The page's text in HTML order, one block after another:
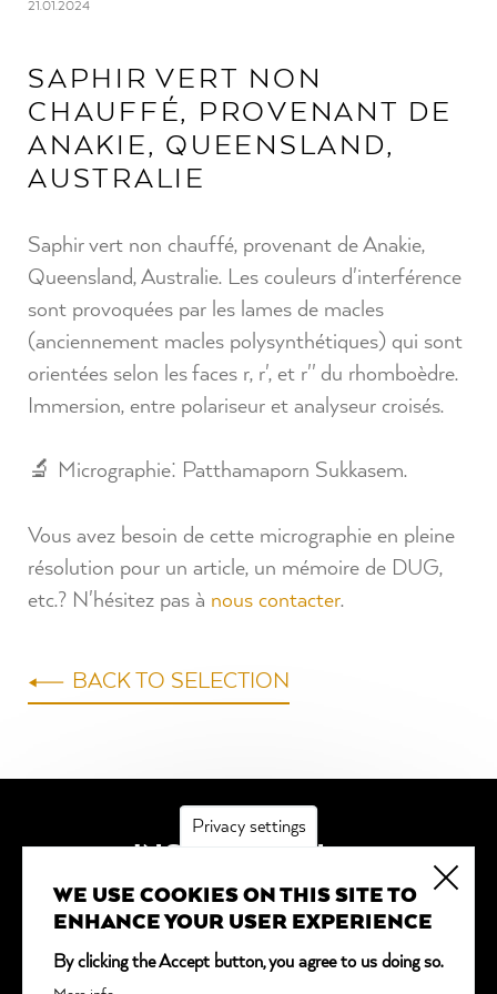
21.01.2024
SAPHIR VERT NON
CHAUFFÉ, PROVENANT DE
ANAKIE, QUEENSLAND,
AUSTRALIE
Saphir vert non chauffé, provenant de Anakie,
Queensland, Australie. Les couleurs d'interférence
sont provoquées par les lames de macles
(anciennement macles polysynthétiques) qui sont
orientées selon les faces r, r', et r'' du rhomboèdre.
Immersion, entre polariseur et analyseur croisés.
🔬 Micrographie: Patthamaporn Sukkasem.
Vous avez besoin de cette micrographie en pleine
résolution pour un article, un mémoire de DUG,
etc.? N'hésitez pas à nous contacter.
BACK TO SELECTION
INSCRIPTION
*obligatoire
Adresse email*
Privacy settings
WE USE COOKIES ON THIS SITE TO
ENHANCE YOUR USER EXPERIENCE
By clicking the Accept button, you agree to us doing so.